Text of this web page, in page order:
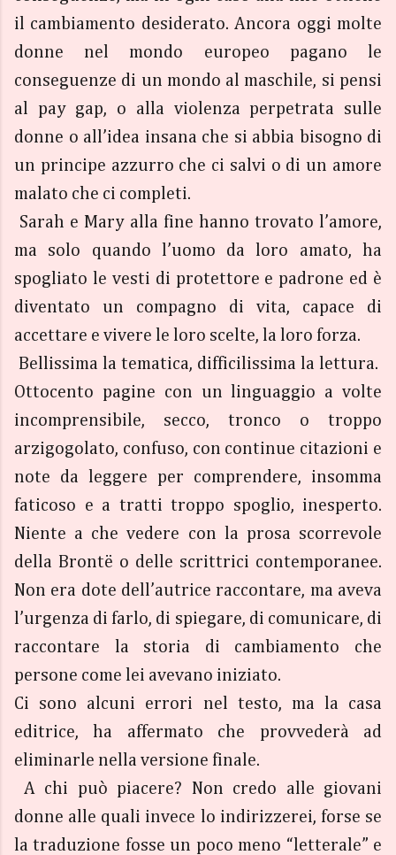
il cambiamento desiderato. Ancora oggi molte
donne nel mondo europeo pagano le
conseguenze di un mondo al maschile, si pensi
al pay gap, o alla violenza perpetrata sulle
donne o all’idea insana che si abbia bisogno di
un principe azzurro che ci salvi o di un amore
malato che ci completi.
Sarah e Mary alla fine hanno trovato l’amore,
ma solo quando l’uomo da loro amato, ha
spogliato le vesti di protettore e padrone ed è
diventato un compagno di vita, capace di
accettare e vivere le loro scelte, la loro forza.
Bellissima la tematica, difficilissima la lettura.
Ottocento pagine con un linguaggio a volte
incomprensibile, secco, tronco o troppo
arzigogolato, confuso, con continue citazioni e
note da leggere per comprendere, insomma
faticoso e a tratti troppo spoglio, inesperto.
Niente a che vedere con la prosa scorrevole
della Brontë o delle scrittrici contemporanee.
Non era dote dell’autrice raccontare, ma aveva
l’urgenza di farlo, di spiegare, di comunicare, di
raccontare la storia di cambiamento che
persone come lei avevano iniziato.
Ci sono alcuni errori nel testo, ma la casa
editrice, ha affermato che provvederà ad
eliminarle nella versione finale.
A chi può piacere? Non credo alle giovani
donne alle quali invece lo indirizzerei, forse se
la traduzione fosse un poco meno “letterale” e